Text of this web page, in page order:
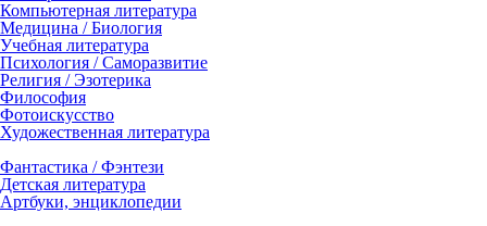
Компьютерная литература
Медицина / Биология
Учебная литература
Психология / Саморазвитие
Религия / Эзотерика
Философия
Фотоискусство
Художественная литература
Фантастика / Фэнтези
Детская литература
Артбуки, энциклопедии